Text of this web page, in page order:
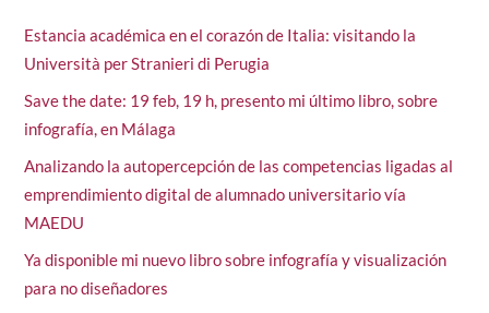
Estancia académica en el corazón de Italia: visitando la
Università per Stranieri di Perugia
Save the date: 19 feb, 19 h, presento mi último libro, sobre
infografía, en Málaga
Analizando la autopercepción de las competencias ligadas al
emprendimiento digital de alumnado universitario vía
MAEDU
Ya disponible mi nuevo libro sobre infografía y visualización
para no diseñadores